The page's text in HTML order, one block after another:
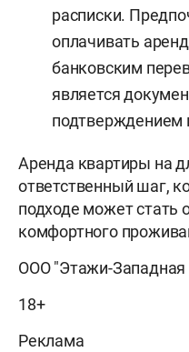
расписки.
оплачивать
банковским
является
подтверждением
Аренда квартиры на
ответственный шаг,
подходе может
комфортного
ООО "Этажи-Западная
18+
Реклама